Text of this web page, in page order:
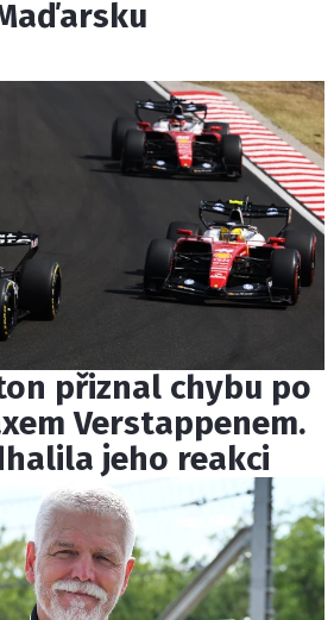
přiznal chybu po
Verstappenem.
jeho reakci